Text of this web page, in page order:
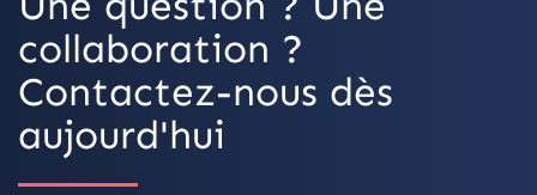
collaboration ?
Contactez-nous dès
aujourd'hui